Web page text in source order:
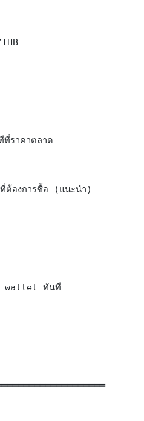
ราคาตลาด
องการซื้อ (แนะนำ)
wallet ทันที